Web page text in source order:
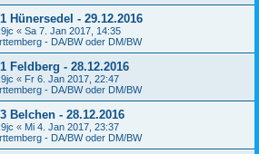
Hünersedel - 29.12.2016
« Sa 7. Jan 2017, 14:35
- DA/BW oder DM/BW
Feldberg - 28.12.2016
« Fr 6. Jan 2017, 22:47
- DA/BW oder DM/BW
Belchen - 28.12.2016
« Mi 4. Jan 2017, 23:37
- DA/BW oder DM/BW